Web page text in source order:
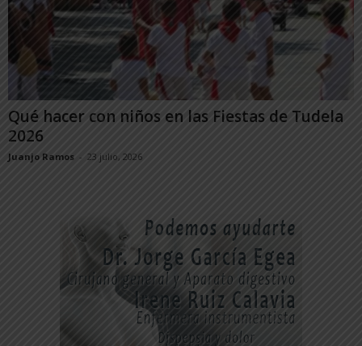
Qué hacer con niños en las Fiestas de Tudela
2026
Juanjo Ramos - 23 julio, 2026